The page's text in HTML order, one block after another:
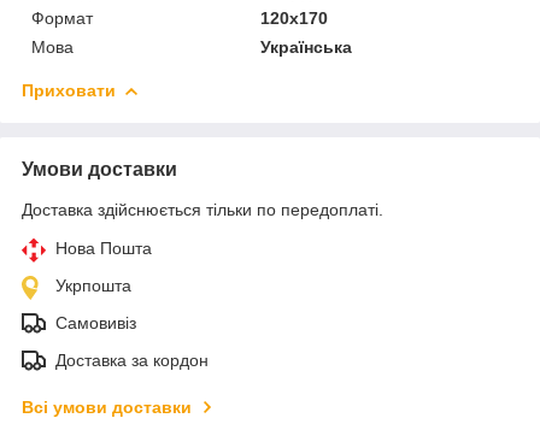
Формат
120x170
Мова
Українська
Приховати
Умови доставки
Доставка здійснюється тільки по передоплаті.
Нова Пошта
Укрпошта
Самовивіз
Доставка за кордон
Всі умови доставки